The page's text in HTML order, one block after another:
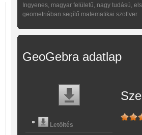
Ingyenes, magyar felületű, nagy tudású,
geometriában segítő matematikai szoftver
GeoGebra adatlap
Letöltés